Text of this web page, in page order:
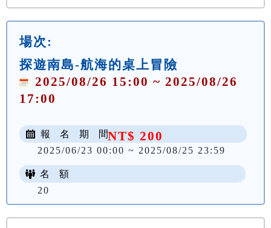
場次:
探遊南島-航海的桌上冒險
2025/08/26 15:00 ~ 2025/08/26
17:00
NT$ 200
報 名 期 間
2025/06/23 00:00 ~ 2025/08/25 23:59
名 額
20